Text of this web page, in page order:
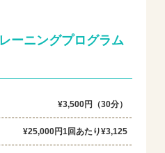
ーニングプログラム
¥3,500円（30分）
¥25,000円1回あたり¥3,125